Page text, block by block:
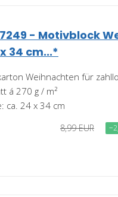
- Motivblock
34 cm...*
Weihnachten für
á 270 g / m²
ca. 24 x 34 cm
8,99 EUR